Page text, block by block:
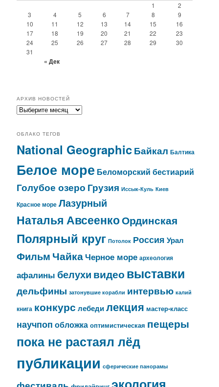
1
2
3
4 5 6 7 8
9
10
11 12 13 14 15
16
17
18 19 20 21 22
23
24
25 26 27 28 29
30
31
« Дек
АРХИВ НОВОСТЕЙ
архив
ОБЛАКО ТЕГОВ
National GeographicБайкал Балтика
Белое море Беломорский бестиарий
Голубое озеро Грузия Иссык-Куль Киев
Красное море Лазурный
Наталья АвсеенкоОрдинская
Полярный круг Потолок Россия Урал
Фильм ЧайкаЧерное море археология
афалины белухи видеовыставки
дельфины затонувшие корабли интервью калий
книга конкурс лебеди лекция мастер-класс
научпоп обложка оптимистическая пещеры
пока не растаял лёд
публикации сферические панорамы